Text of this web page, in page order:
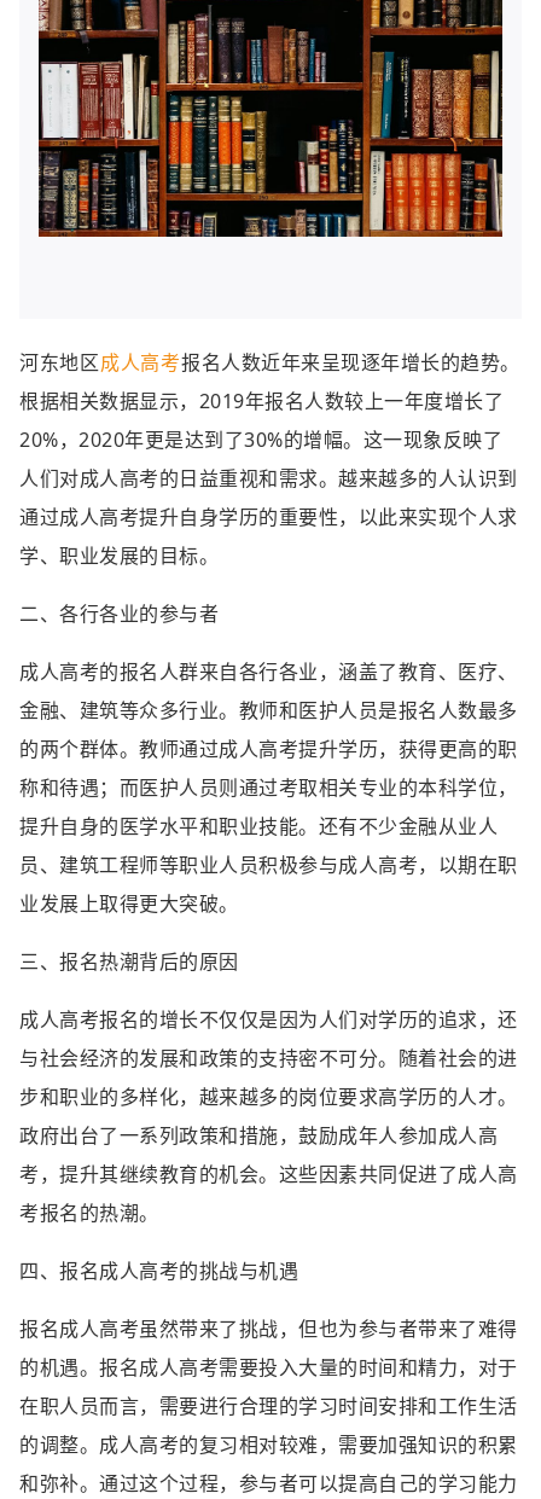
河东地区成人高考报名人数近年来呈现逐年增长的趋势。
根据相关数据显示，2019年报名人数较上一年度增长了
20%，2020年更是达到了30%的增幅。这一现象反映了
人们对成人高考的日益重视和需求。越来越多的人认识到
通过成人高考提升自身学历的重要性，以此来实现个人求
学、职业发展的目标。
二、各行各业的参与者
成人高考的报名人群来自各行各业，涵盖了教育、医疗、
金融、建筑等众多行业。教师和医护人员是报名人数最多
的两个群体。教师通过成人高考提升学历，获得更高的职
称和待遇；而医护人员则通过考取相关专业的本科学位，
提升自身的医学水平和职业技能。还有不少金融从业人
员、建筑工程师等职业人员积极参与成人高考，以期在职
业发展上取得更大突破。
三、报名热潮背后的原因
成人高考报名的增长不仅仅是因为人们对学历的追求，还
与社会经济的发展和政策的支持密不可分。随着社会的进
步和职业的多样化，越来越多的岗位要求高学历的人才。
政府出台了一系列政策和措施，鼓励成年人参加成人高
考，提升其继续教育的机会。这些因素共同促进了成人高
考报名的热潮。
四、报名成人高考的挑战与机遇
报名成人高考虽然带来了挑战，但也为参与者带来了难得
的机遇。报名成人高考需要投入大量的时间和精力，对于
在职人员而言，需要进行合理的学习时间安排和工作生活
的调整。成人高考的复习相对较难，需要加强知识的积累
和弥补。通过这个过程，参与者可以提高自己的学习能力